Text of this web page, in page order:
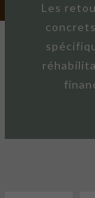
Les